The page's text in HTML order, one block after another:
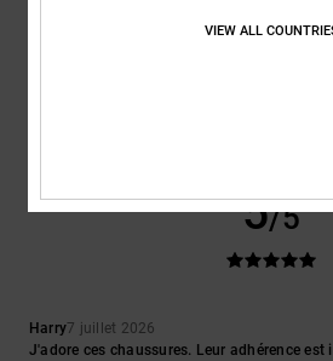
5/5
Harry7 juillet 2026
J'adore ces chaussures. Leur adhérence est
VIEW ALL